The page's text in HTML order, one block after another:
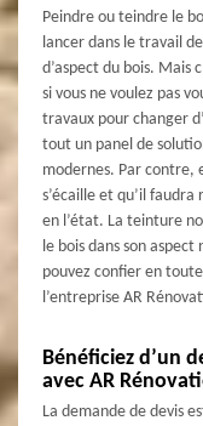
Peindre ou teindre le
lancer dans le travail
d’aspect du bois. Mais
si vous ne voulez pas
travaux pour changer
tout un panel de
modernes. Par contre,
s’écaille et qu’il
en l’état. La teinture
le bois dans son
pouvez confier en
l’entreprise AR
Bénéficiez d’un
avec AR
La demande de devis